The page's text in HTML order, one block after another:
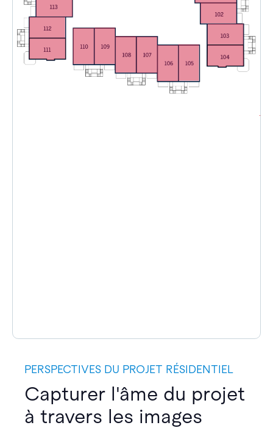
PERSPECTIVES DU PROJET RÉSIDENTIEL
Capturer l'âme du projet
à travers les images